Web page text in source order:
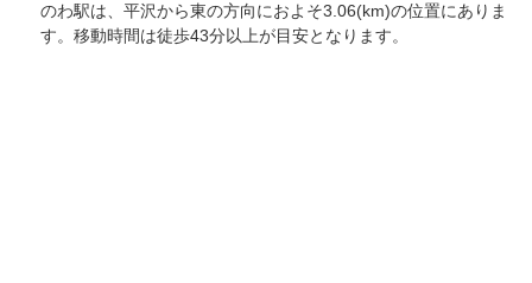
のわ駅は、平沢から東の方向におよそ3.06(km)の位置にありま
す。移動時間は徒歩43分以上が目安となります。